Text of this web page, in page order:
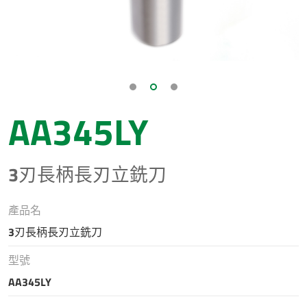
AA345LY
3刃長柄長刃立銑刀
產品名
3刃長柄長刃立銑刀
型號
AA345LY